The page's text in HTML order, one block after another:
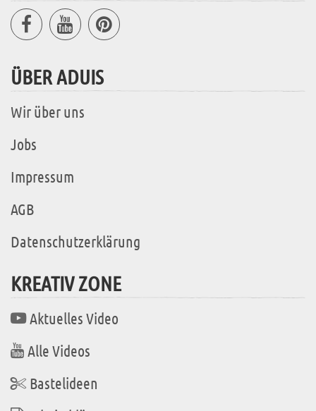
ÜBER ADUIS
Wir über uns
Jobs
Impressum
AGB
Datenschutzerklärung
KREATIV ZONE
Aktuelles Video
Alle Videos
Bastelideen